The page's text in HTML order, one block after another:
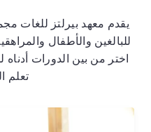
يقدم معهد بيرلتز للغات
للبالغين والأطفال
اختر من بين الدورات أدناه
تعلم